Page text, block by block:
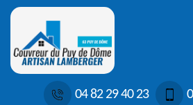
04 82 29 40 23